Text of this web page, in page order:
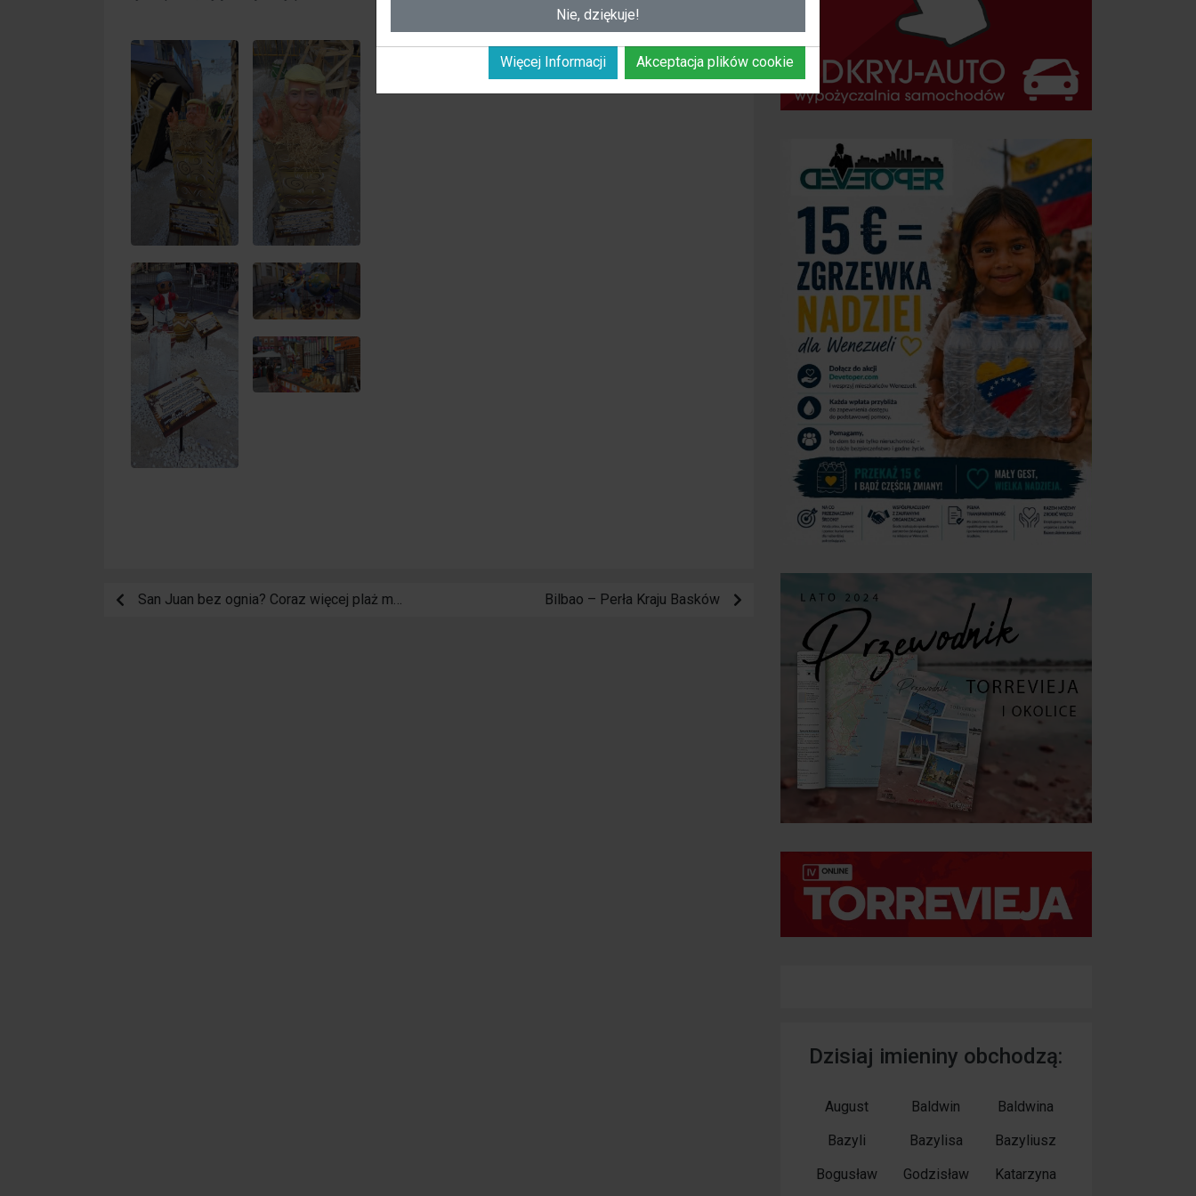
San Juan bez ognia? Coraz więcej plaż mówi „nie”, ale są miejsca, gdzie tradycja wciąż płonie Bilbao – Perła Kraju Basków
Dzisiaj imieniny obchodzą:
August Baldwin
Baldwina
Bazyli
Bazylisa
Bazyliusz
Bogusław
Godzisław Katarzyna
Więcej Informacji Akceptacja plików cookie
Nie, dziękuje!